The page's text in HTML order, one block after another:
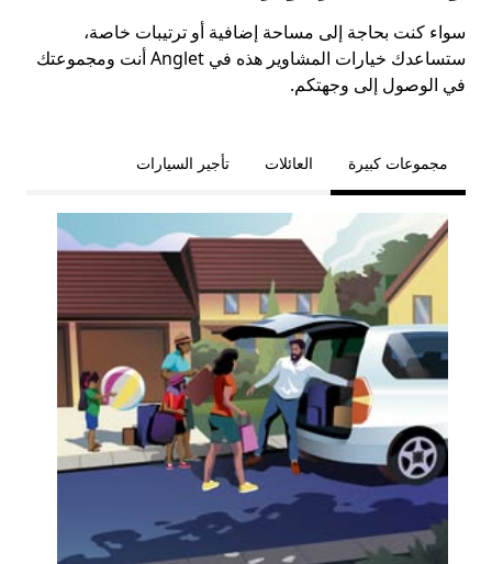
سواء كنت بحاجة إلى مساحة إضافية أو ترتيبات خاصة،
ستساعدك خيارات المشاوير هذه في Anglet أنت ومجموعتك
في الوصول إلى وجهتكم.
مجموعات كبيرة العائلات تأجير السيارات